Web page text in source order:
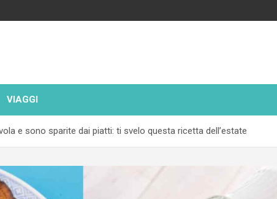
VIAGGI
e sono sparite dai piatti: ti svelo questa ricetta dell’estate